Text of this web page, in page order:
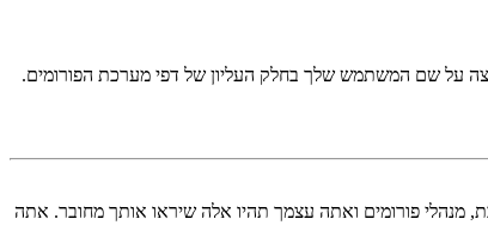
על שם המשתמש שלך בחלק העליון של דפי מערכת הפורומים.
מנהלי פורומים ואתה עצמך תהיו אלה שיראו אותך מחובר. אתה